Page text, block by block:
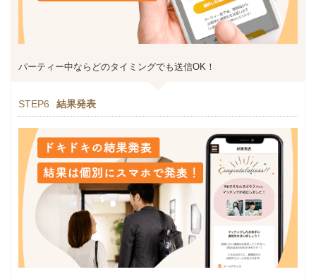
パーティー中ならどのタイミングでも送信OK！
STEP6 結果発表